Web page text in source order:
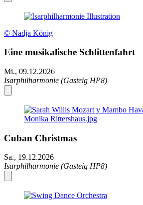
© Nadja König
Eine musikalische Schlittenfahrt
Mi., 09.12.2026
Isarphilharmonie (Gasteig HP8)
Cuban Christmas
Sa., 19.12.2026
Isarphilharmonie (Gasteig HP8)